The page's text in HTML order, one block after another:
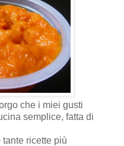
che i miei gusti
semplice, fatta di
ricette più